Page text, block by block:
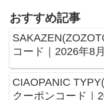
おすすめ記事
コード｜2026年8
CIAOPANIC
クーポンコード｜